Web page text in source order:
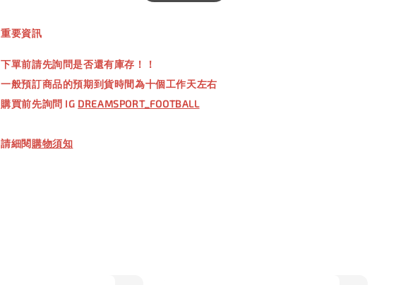
NT$ 660.00
重要資訊
下單前請先詢問是否還有庫存！！
一般預訂商品的預期到貨時間為十個工作天左右
購買前先詢問 IG DREAMSPORT_FOOTBALL
請細閱購物須知